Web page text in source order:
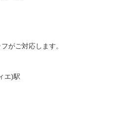
がご対応します。
エ)駅